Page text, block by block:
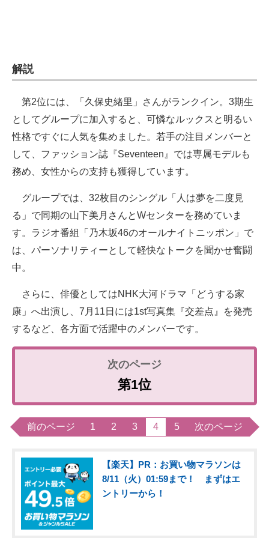
解説
第2位には、「久保史緒里」さんがランクイン。3期生
としてグループに加入すると、可憐なルックスと明るい
性格ですぐに人気を集めました。若手の注目メンバーと
して、ファッション誌『Seventeen』では専属モデルも
務め、女性からの支持も獲得しています。
グループでは、32枚目のシングル「人は夢を二度見
る」で同期の山下美月さんとWセンターを務めていま
す。ラジオ番組「乃木坂46のオールナイトニッポン」で
は、パーソナリティーとして軽快なトークを聞かせ奮闘
中。
さらに、俳優としてはNHK大河ドラマ「どうする家
康」へ出演し、7月11日には1st写真集『交差点』を発売
するなど、各方面で活躍中のメンバーです。
第1位
前のページ 1 2 3 4 5 次のページ
【楽天】PR：お買い物マラソンは
8/11（火）01:59まで！ まずはエ
ントリーから！